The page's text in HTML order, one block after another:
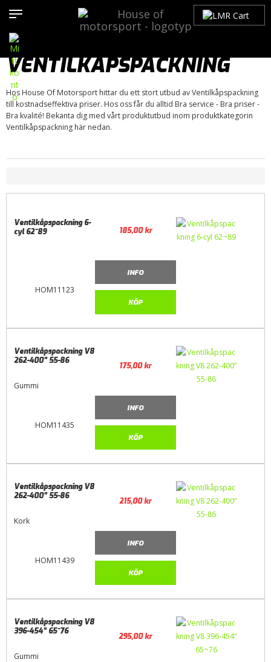
>Bilmärken>Chevrolet>Malibu>Malibu 68-
72>
VENTILKÅPSPACKNING
Hos House Of Motorsport hittar du ett stort utbud av Ventilkåpspackning
till kostnadseffektiva priser. Hos oss får du alltid Bra service - Bra priser -
Bra kvalité! Bekanta dig med vårt produktutbud inom produktkategorin
Ventilkåpspackning här nedan.
HOM11123
Ventilkåpspackning 6-
cyl 62~89
185,00kr
INFO
KÖP
HOM11435
Ventilkåpspackning V8
262-400” 55-86
Gummi
175,00kr
INFO
KÖP
HOM11439
Ventilkåpspackning V8
262-400” 55-86
Kork
215,00kr
INFO
KÖP
Ventilkåpspackning V8
396-454” 65~76
Gummi
295,00kr